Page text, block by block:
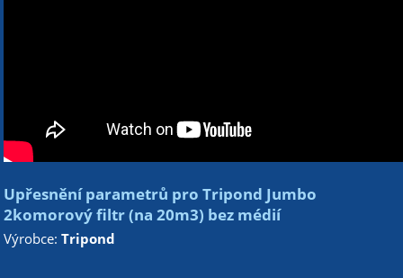
Upřesnění parametrů pro Tripond Jumbo
2komorový filtr (na 20m3) bez médií
Výrobce:Tripond